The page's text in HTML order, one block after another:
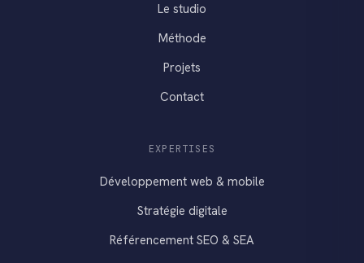
Le studio
Méthode
Projets
Contact
EXPERTISES
Développement web & mobile
Stratégie digitale
Référencement SEO & SEA